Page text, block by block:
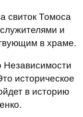
свиток Томоса
и
в храме.
Независимости
историческое
в историю